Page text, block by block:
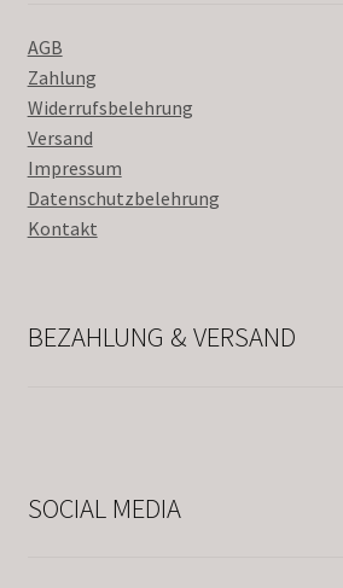
AGB
Zahlung
Widerrufsbelehrung
Versand
Impressum
Datenschutzbelehrung
Kontakt
BEZAHLUNG & VERSAND
SOCIAL MEDIA